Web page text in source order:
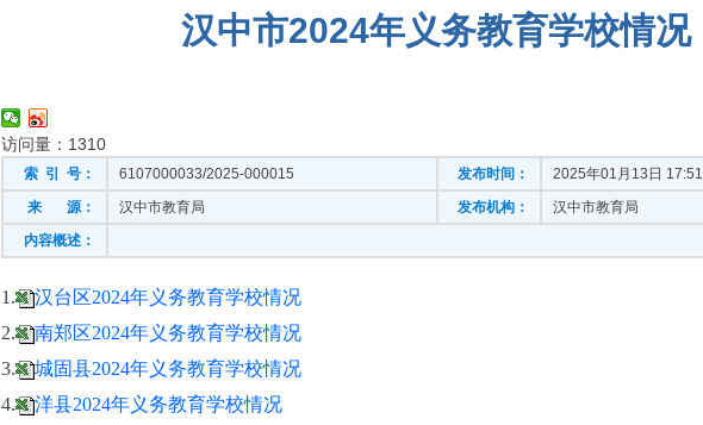
汉中市2024年义务教育学校情况
访问量： 1310
索 引 号： 6107000033/2025-000015 发布时间：
2025年01月13日 17:51
来 源：
汉中市教育局 发布机构：
汉中市教育局
内容概述：
1.
汉台区2024年义务教育学校情况
2.
南郑区2024年义务教育学校情况
3.
城固县2024年义务教育学校情况
4.
洋县2024年义务教育学校情况